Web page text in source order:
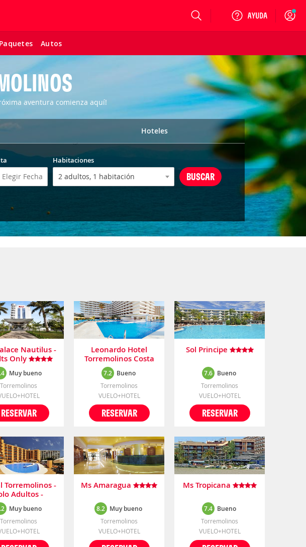
Paquetes Autos
Login
aventura comienza aquí!
Hoteles
Habitaciones
Nautilus -
Only
Muy bueno
Torremolinos
RESERVAR
Leonardo Hotel
Torremolinos Costa
Del Sol
7.2 Bueno
Torremolinos
VUELO+HOTEL
RESERVAR
Sol Principe
7.6 Bueno
Torremolinos
VUELO+HOTEL
RESERVAR
Torremolinos -
Adultos -
Muy bueno
Torremolinos
Ms Amaragua
8.2 Muy bueno
Torremolinos
VUELO+HOTEL
Ms Tropicana
7.4 Bueno
Torremolinos
VUELO+HOTEL